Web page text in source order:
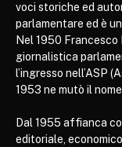
voci storiche ed
parlamentare ed è
Nel 1950
giornalistica
l’ingresso nell’ASP
1953 ne mutò il
Dal 1955 affianca
editoriale,